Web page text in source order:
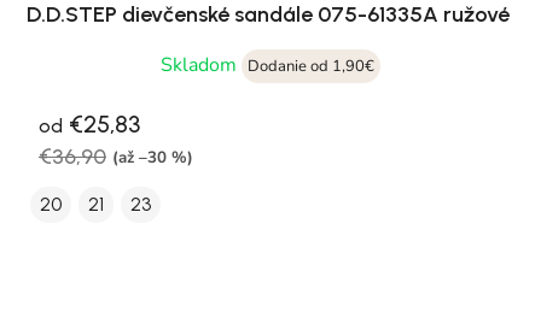
D.D.STEP dievčenské sandále 075-61335A ružové
Skladom
Dodanie od 1,90€
od €25,83
€36,90 (až –30 %)
20 21 23